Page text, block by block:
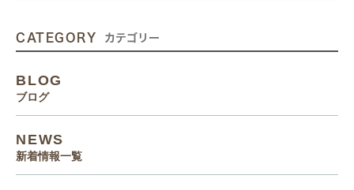
CATEGORY カテゴリー
BLOG
ブログ
NEWS
新着情報一覧